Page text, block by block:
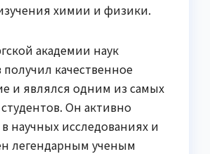
химии и физики.
академии наук
качественное
и являлся одним из самых
Он активно
в научных исследованиях и
легендарным ученым